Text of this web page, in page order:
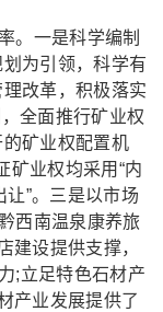
。一是科学编制
为引领，科学有
改革，积极落实
全面推行矿业权
矿业权配置机
矿业权均采用“内
让”。三是以市场
西南温泉康养旅
建设提供支撑，
;立足特色石材产
产业发展提供了